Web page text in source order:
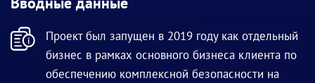
Проект был запущен в 2019 году как отдельный
бизнес в рамках основного бизнеса клиента по
обеспечению комплексной безопасности на